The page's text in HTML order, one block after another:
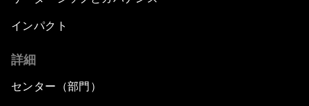
インパクト
詳細
センター（部門）